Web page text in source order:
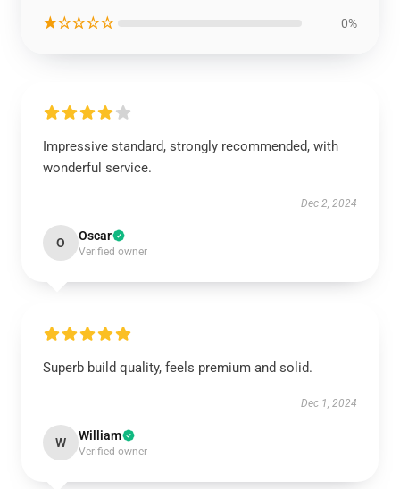
★☆☆☆☆ 0%
Impressive standard, strongly recommended, with
wonderful service.
Dec 2, 2024
O Oscar
Verified owner
Superb build quality, feels premium and solid.
Dec 1, 2024
W William
Verified owner